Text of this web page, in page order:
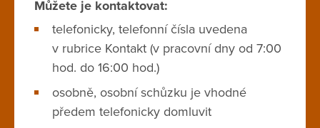
Můžete je kontaktovat:
telefonicky, telefonní čísla uvedena
v rubrice Kontakt (v pracovní dny od 7:00
hod. do 16:00 hod.)
osobně, osobní schůzku je vhodné
předem telefonicky domluvit